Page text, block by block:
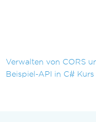
Verwalten von CORS
Beispiel-API in C# Kurs